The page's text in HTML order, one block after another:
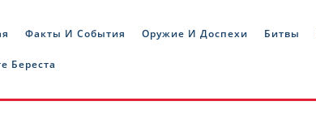
Факты И События Оружие И Доспехи Битвы
Береста